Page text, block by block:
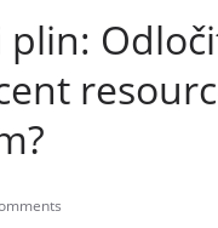
plin: